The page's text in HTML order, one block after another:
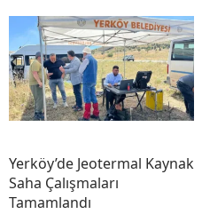
Yerköy’de Jeotermal Kaynak
Saha Çalışmaları
Tamamlandı